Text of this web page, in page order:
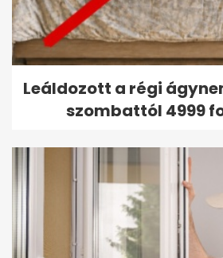
Leáldozott a régi
szombattól 4999